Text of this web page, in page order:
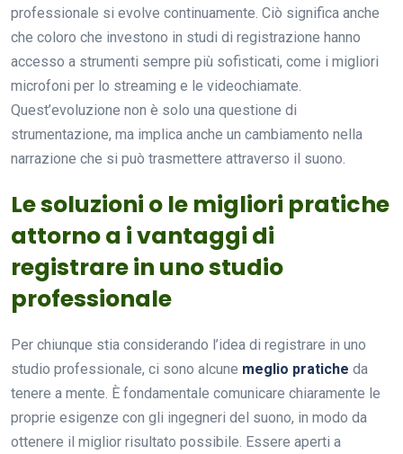
professionale si evolve continuamente. Ciò significa anche
che coloro che investono in studi di registrazione hanno
accesso a strumenti sempre più sofisticati, come i migliori
microfoni per lo streaming e le videochiamate.
Quest’evoluzione non è solo una questione di
strumentazione, ma implica anche un cambiamento nella
narrazione che si può trasmettere attraverso il suono.
Le soluzioni o le migliori pratiche
attorno a i vantaggi di
registrare in uno studio
professionale
Per chiunque stia considerando l’idea di registrare in uno
studio professionale, ci sono alcune meglio pratiche da
tenere a mente. È fondamentale comunicare chiaramente le
proprie esigenze con gli ingegneri del suono, in modo da
ottenere il miglior risultato possibile. Essere aperti a